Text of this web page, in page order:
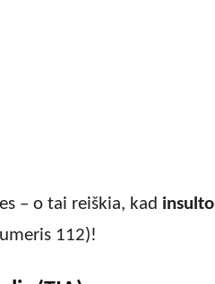
– o tai reiškia, kad insulto
112)!